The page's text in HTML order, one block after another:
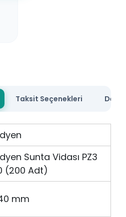
Taksit Seçenekleri
Sunta Vidası PZ3
(200 Adt)
mm